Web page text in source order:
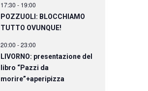
17:30 - 19:00
POZZUOLI: BLOCCHIAMO
TUTTO OVUNQUE!
20:00 -23:00
LIVORNO: presentazione del
libro “Pazzi da
morire”+aperipizza